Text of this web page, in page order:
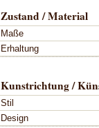
Zustand / Material
Maße
Erhaltung
Kunstrichtung /
Stil
Design